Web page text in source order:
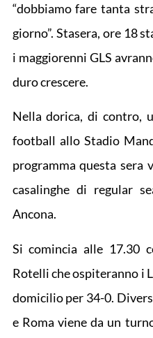
“dobbiamo fare tanta
giorno”. Stasera, ore 18
i maggiorenni GLS
duro crescere.
Nella dorica, di contro,
football allo Stadio
programma questa sera
casalinghe di regular
Ancona.
Si comincia alle 17.30
Rotelli che ospiteranno i
domicilio per 34-0.
e Roma viene da un